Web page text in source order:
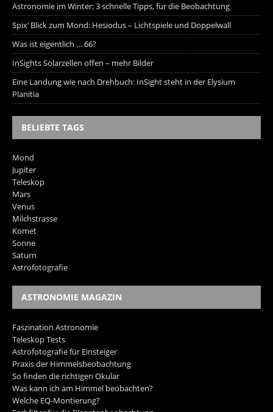
Astronomie im Winter: 3 schnelle Tipps, für die Beobachtung
Spix‘ Blick zum Mond: Hesiodus – Lichtspiele und Doppelwall
Was ist eigentlich … 66?
InSights Solarzellen offen – mehr Bilder
Eine Landung wie nach Drehbuch: InSight steht in der Elysium
Planitia
BELIEBTE TAGS
Mond
Jupiter
Teleskop
Mars
Venus
Milchstrasse
Komet
Sonne
Saturn
Astrofotografie
ASTRONOMIE MAGAZIN
Faszination Astronomie
Teleskop Tests
Astrofotografie für Einsteiger
Praxis der Himmelsbeobachtung
So finden die richtigen Okular
Was kann ich am Himmel beobachten?
Welche EQ-Montierung?